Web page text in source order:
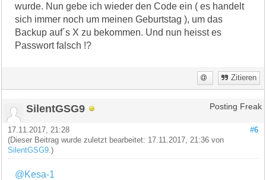
wurde. Nun gebe ich wieder den Code ein ( es handelt
sich immer noch um meinen Geburtstag ), um das
Backup auf´s X zu bekommen. Und nun heisst es
Passwort falsch !?
Zitieren
SilentGSG9 Posting Freak
#6
17.11.2017, 21:28
(Dieser Beitrag wurde zuletzt bearbeitet: 17.11.2017, 21:36 von
SilentGSG9 .)
@Kesa-1